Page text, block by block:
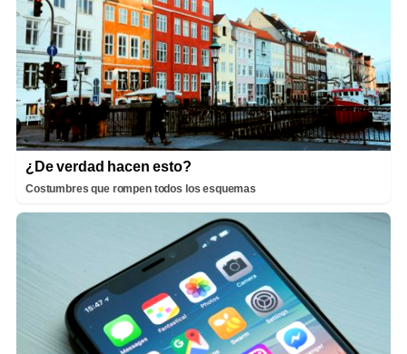
¿De verdad hacen esto?
Costumbres que rompen todos los esquemas